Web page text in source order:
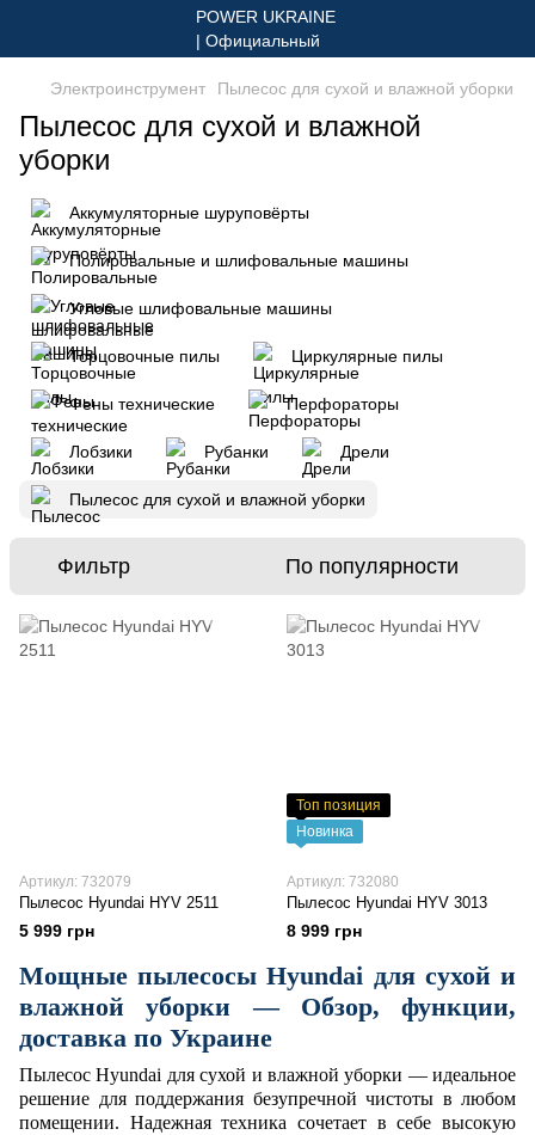
Электроинструмент Пылесос для сухой и влажной уборки
Пылесос для сухой и влажной
уборки
Аккумуляторные шуруповёрты
Полировальные и шлифовальные машины
Угловые шлифовальные машины
Торцовочные пилы Циркулярные пилы
Фены технические Перфораторы
Лобзики Рубанки Дрели
Пылесос для сухой и влажной уборки
Фильтр По популярности
Артикул: 732079
Пылесос Hyundai HYV 2511
5 999 грн
Топ позиция
Новинка
Артикул: 732080
Пылесос Hyundai HYV 3013
8 999 грн
Мощные пылесосы Hyundai для сухой и
влажной уборки — Обзор, функции,
доставка по Украине
Пылесос Hyundai для сухой и влажной уборки — идеальное
решение для поддержания безупречной чистоты в любом
помещении. Надежная техника сочетает в себе высокую